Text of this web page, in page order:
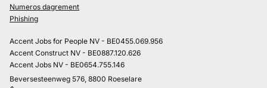
Numeros dagrement
Phishing
Accent Jobs for People NV - BE0455.069.956
Accent Construct NV - BE0887.120.626
Accent Jobs NV - BE0654.755.146
Beversesteenweg 576, 8800 Roeselare